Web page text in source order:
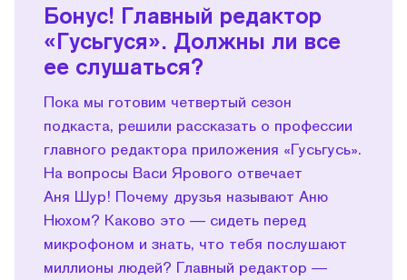
Бонус! Главный редактор
«Гусьгуся». Должны ли все
ее слушаться?
Пока мы готовим четвертый сезон
подкаста, решили рассказать о профессии
главного редактора приложения «Гусьгусь».
На вопросы Васи Ярового отвечает
Аня Шур! Почему друзья называют Аню
Нюхом? Каково это — сидеть перед
микрофоном и знать, что тебя послушают
миллионы людей? Главный редактор —